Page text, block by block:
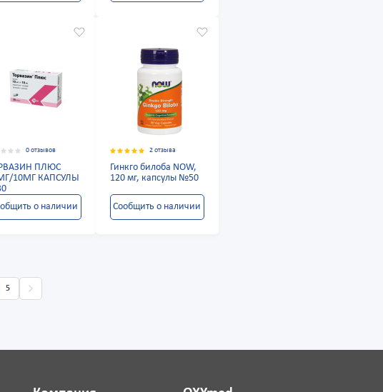
0 отзывов
ПЛЮС
10МГ КАПСУЛЫ
о наличии
2 отзыва
Гинкго билоба NOW,
120 мг, капсулы №50
Сообщить о наличии
5